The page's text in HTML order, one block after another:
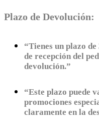
Plazo de Devolución:
“Tienes un plazo
de recepción del
devolución.”
“Este plazo puede
promociones
claramente en la